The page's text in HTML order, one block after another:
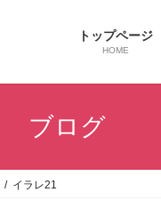
トップページ
HOME
ブログ
イラレ21